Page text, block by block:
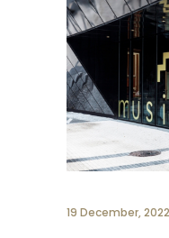
19 December, 2022